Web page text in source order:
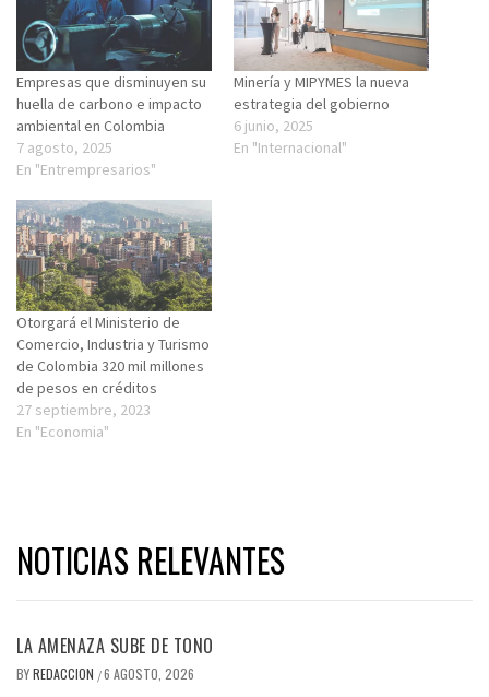
Empresas que disminuyen su
huella de carbono e impacto
ambiental en Colombia
7 agosto, 2025
En "Entrempresarios"
Minería y MIPYMES la nueva
estrategia del gobierno
6 junio, 2025
En "Internacional"
Otorgará el Ministerio de
Comercio, Industria y Turismo
de Colombia 320 mil millones
de pesos en créditos
27 septiembre, 2023
En "Economia"
NOTICIAS RELEVANTES
LA AMENAZA SUBE DE TONO
BYREDACCION /6 AGOSTO, 2026